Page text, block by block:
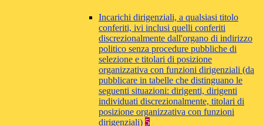
Incarichi dirigenziali, a qualsiasi titolo
conferiti, ivi inclusi quelli conferiti
discrezionalmente dall'organo di indirizzo
politico senza procedure pubbliche di
selezione e titolari di posizione
organizzativa con funzioni dirigenziali (da
pubblicare in tabelle che distinguano le
seguenti situazioni: dirigenti, dirigenti
individuati discrezionalmente, titolari di
posizione organizzativa con funzioni
dirigenziali) 5